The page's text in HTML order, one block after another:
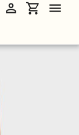
Einloggen